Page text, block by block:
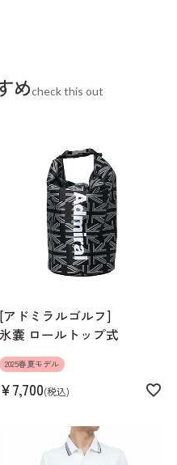
めcheck this out
[アドミラルゴルフ]
氷嚢 ロールトップ式
2025春夏モデル
¥7,700 税込